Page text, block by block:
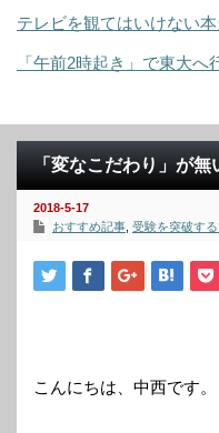
テレビを観てはいけない
「午前2時起き」で東大へ
「変なこだわり」が
2018-5-17
おすすめ記事 受験を突破す
こんにちは、中西です。